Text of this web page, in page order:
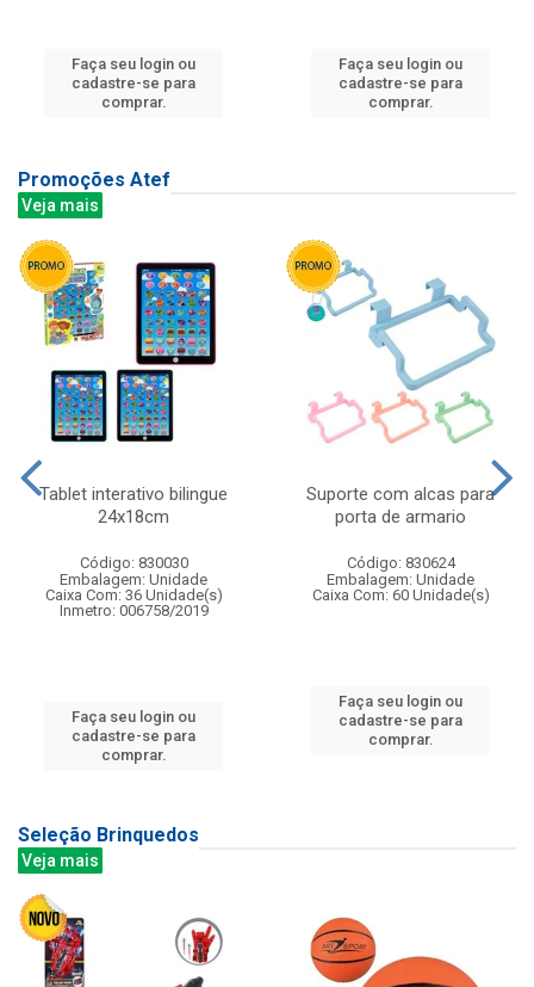
Faça seu login ou
cadastre-se para
comprar.
Faça seu login ou
cadastre-se para
comprar.
Promoções Atef
Veja mais
Tablet interativo bilingue
24x18cm
Código: 830030
Embalagem: Unidade
Caixa Com: 36 Unidade(s)
Inmetro: 006758/2019
Faça seu login ou
cadastre-se para
comprar.
Suporte com alcas para
porta de armario
Código: 830624
Embalagem: Unidade
Caixa Com: 60 Unidade(s)
Faça seu login ou
cadastre-se para
comprar.
Seleção Brinquedos
Veja mais